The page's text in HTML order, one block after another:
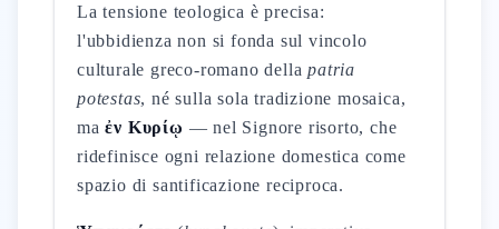
La tensione teologica è precisa:
l'ubbidienza non si fonda sul vincolo
culturale greco-romano dellapatria
potestas, né sulla sola tradizione mosaica,
maἐν Κυρίῳ — nel Signore risorto, che
ridefinisce ogni relazione domestica come
spazio di santificazione reciproca.